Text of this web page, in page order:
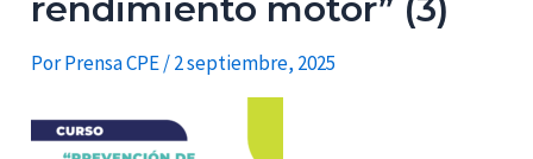
rendimiento motor” (3)
PorPrensa CPE/2 septiembre, 2025